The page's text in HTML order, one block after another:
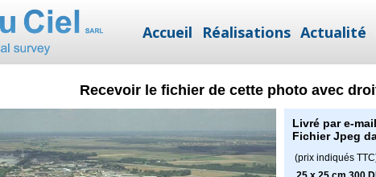
Accueil Réalisations Actualité